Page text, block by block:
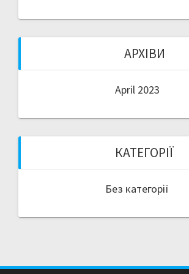
АРХІВИ
April 2023
КАТЕГОРІЇ
Без категорії